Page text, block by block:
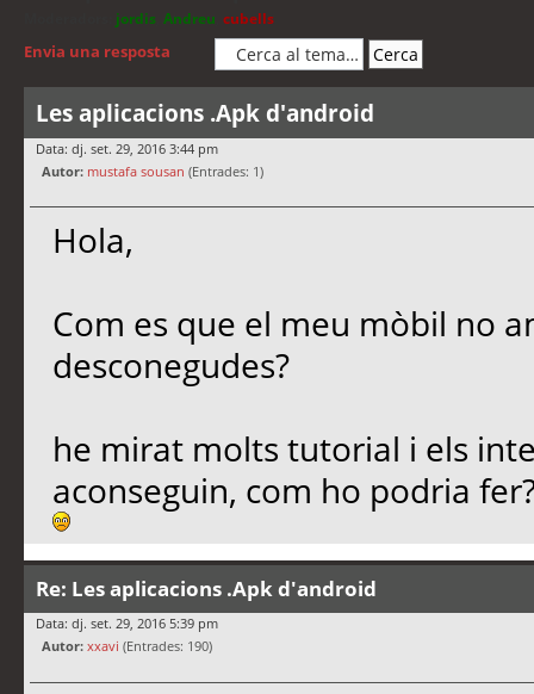
jordis Andreu cubells
Envia una resposta
Les aplicacions .Apk d'android
Data: dj. set. 29, 2016 3:44 pm
Autor: mustafa sousan (Entrades: 1)
Hola,
Com es que el meu mòbil no
desconegudes?
he mirat molts tutorial i els
aconseguin, com ho podria
Re: Les aplicacions .Apk d'android
Data: dj. set. 29, 2016 5:39 pm
Autor: xxavi (Entrades: 190)